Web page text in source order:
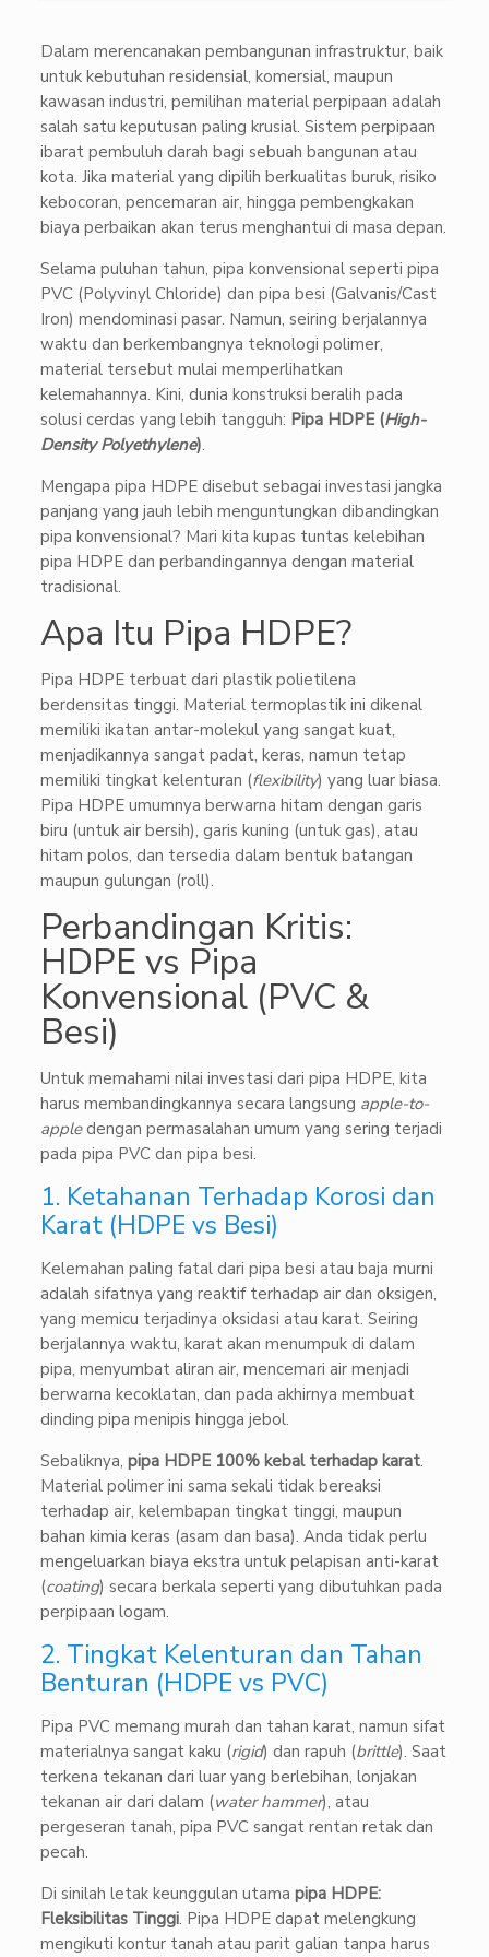
Dalam merencanakan pembangunan infrastruktur, baik
untuk kebutuhan residensial, komersial, maupun
kawasan industri, pemilihan material perpipaan adalah
salah satu keputusan paling krusial. Sistem perpipaan
ibarat pembuluh darah bagi sebuah bangunan atau
kota. Jika material yang dipilih berkualitas buruk, risiko
kebocoran, pencemaran air, hingga pembengkakan
biaya perbaikan akan terus menghantui di masa depan.
Selama puluhan tahun, pipa konvensional seperti pipa
PVC (Polyvinyl Chloride) dan pipa besi (Galvanis/Cast
Iron) mendominasi pasar. Namun, seiring berjalannya
waktu dan berkembangnya teknologi polimer,
material tersebut mulai memperlihatkan
kelemahannya. Kini, dunia konstruksi beralih pada
solusi cerdas yang lebih tangguh: Pipa HDPE (High-
Density Polyethylene).
Mengapa pipa HDPE disebut sebagai investasi jangka
panjang yang jauh lebih menguntungkan dibandingkan
pipa konvensional? Mari kita kupas tuntas kelebihan
pipa HDPE dan perbandingannya dengan material
tradisional.
Apa Itu Pipa HDPE?
Pipa HDPE terbuat dari plastik polietilena
berdensitas tinggi. Material termoplastik ini dikenal
memiliki ikatan antar-molekul yang sangat kuat,
menjadikannya sangat padat, keras, namun tetap
memiliki tingkat kelenturan (flexibility) yang luar biasa.
Pipa HDPE umumnya berwarna hitam dengan garis
biru (untuk air bersih), garis kuning (untuk gas), atau
hitam polos, dan tersedia dalam bentuk batangan
maupun gulungan (roll).
Perbandingan Kritis:
HDPE vs Pipa
Konvensional (PVC &
Besi)
Untuk memahami nilai investasi dari pipa HDPE, kita
harus membandingkannya secara langsung apple-to-
appledengan permasalahan umum yang sering terjadi
pada pipa PVC dan pipa besi.
1. Ketahanan Terhadap Korosi dan
Karat (HDPE vs Besi)
Kelemahan paling fatal dari pipa besi atau baja murni
adalah sifatnya yang reaktif terhadap air dan oksigen,
yang memicu terjadinya oksidasi atau karat. Seiring
berjalannya waktu, karat akan menumpuk di dalam
pipa, menyumbat aliran air, mencemari air menjadi
berwarna kecoklatan, dan pada akhirnya membuat
dinding pipa menipis hingga jebol.
Sebaliknya,pipa HDPE 100% kebal terhadap karat.
Material polimer ini sama sekali tidak bereaksi
terhadap air, kelembapan tingkat tinggi, maupun
bahan kimia keras (asam dan basa). Anda tidak perlu
mengeluarkan biaya ekstra untuk pelapisan anti-karat
(coating) secara berkala seperti yang dibutuhkan pada
perpipaan logam.
2. Tingkat Kelenturan dan Tahan
Benturan (HDPE vs PVC)
Pipa PVC memang murah dan tahan karat, namun sifat
materialnya sangat kaku (rigid) dan rapuh (brittle). Saat
terkena tekanan dari luar yang berlebihan, lonjakan
tekanan air dari dalam (water hammer), atau
pergeseran tanah, pipa PVC sangat rentan retak dan
pecah.
Di sinilah letak keunggulan utamapipa HDPE:
Fleksibilitas Tinggi. Pipa HDPE dapat melengkung
mengikuti kontur tanah atau parit galian tanpa harus